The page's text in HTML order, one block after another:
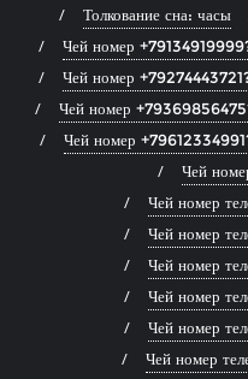
Толкование сна: часы
Чей номер
Чей номер
Чей номер
Чей номер
Чей
Чей номер
Чей номер
Чей номер
Чей номер
Чей номер
Чей номер